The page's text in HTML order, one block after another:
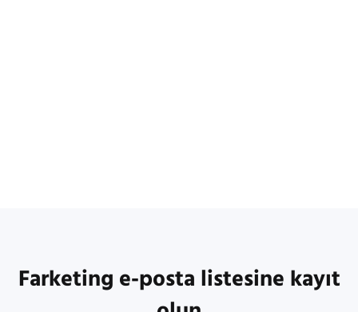
Farketing e-posta listesine kayıt